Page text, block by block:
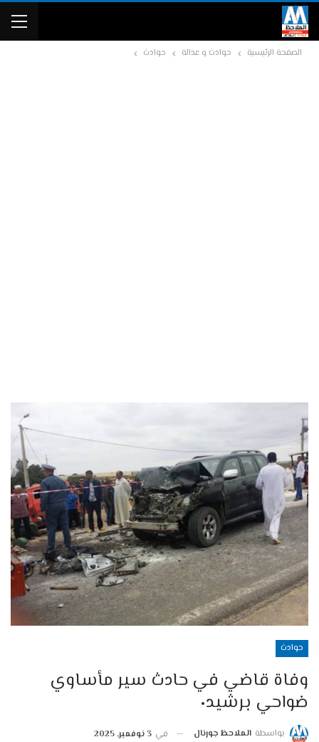
الصفحة الرئيسية حوادث و عدالة حوادث
حوادث
وفاة قاضي في حادث سير مأساوي
ضواحي برشيد٠
بواسطة الملاحظ جورنال في 3 نوفمبر, 2025